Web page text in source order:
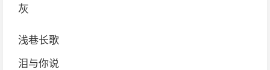
灰
浅巷长歌
泪与你说